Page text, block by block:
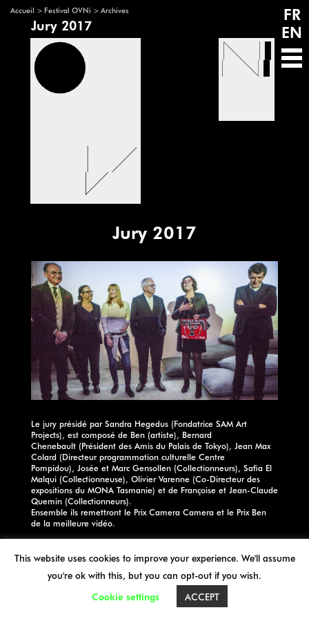
Accueil > Festival OVNi > Archives
Jury 2017
FR
EN
Jury 2017
Le jury présidé par Sandra Hegedus (Fondatrice SAM Art
Projects), est composé de Ben (artiste), Bernard
Chenebault (Président des Amis du Palais de Tokyo), Jean Max
Colard (Directeur programmation culturelle Centre
Pompidou), Josée et Marc Gensollen (Collectionneurs), Safia El
Malqui (Collectionneuse), Olivier Varenne (Co-Directeur des
expositions du MONA Tasmanie) et de Françoise et Jean-Claude
Quemin (Collectionneurs).
Ensemble ils remettront le Prix Camera Camera et le Prix Ben
de la meilleure vidéo.
This website uses cookies to improve your experience. We'll assume
you're ok with this, but you can opt-out if you wish.
Cookie settings
ACCEPT